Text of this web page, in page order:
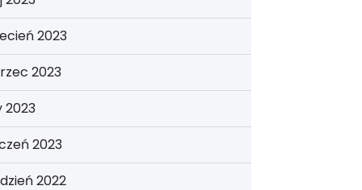
2023
2023
2023
2023
2022